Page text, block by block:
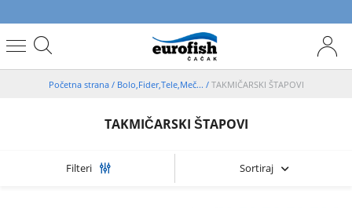
Početna strana / Bolo,Fider,Tele,Meč... / TAKMIČARSKI ŠTAPOVI
TAKMIČARSKI ŠTAPOVI
Filteri Sortiraj